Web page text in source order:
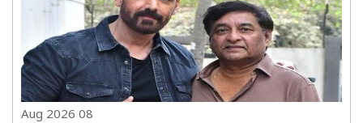
08 Aug 2026